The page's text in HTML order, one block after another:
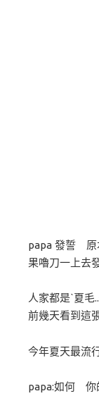
papa 發誓 原
果嚕刀一上去
人家都是ˋ夏
前幾天看到這
今年夏天最流
papa:如何 你